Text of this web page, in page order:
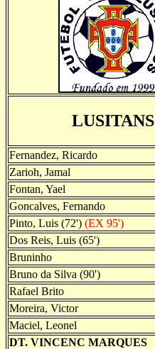
LUSITANS
Fernandez, Ricardo
Zarioh, Jamal
Fontan, Yael
Goncalves, Fernando
Pinto, Luis (72') (EX 95')
Dos Reis, Luis (65')
Bruninho
Bruno da Silva (90')
Rafael Brito
Moreira, Victor
Maciel, Leonel
DT. VINCENC MARQUES